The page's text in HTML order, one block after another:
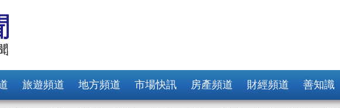
旅遊頻道 地方頻道 市場快訊 房產頻道 財經頻道 善知識